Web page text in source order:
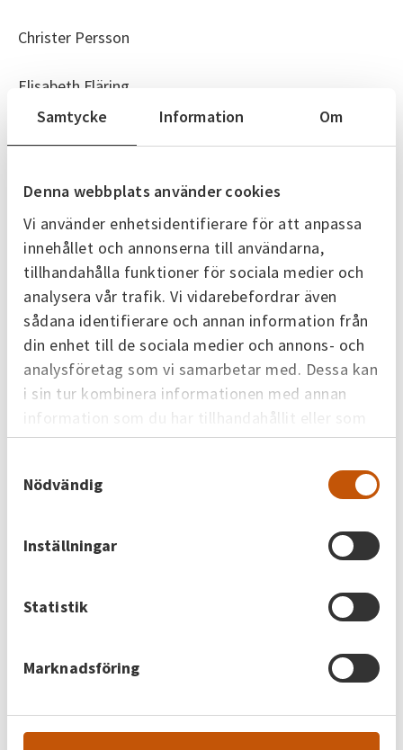
Samtycke Information Om
Denna webbplats använder cookies
Vi använder enhetsidentifierare för att anpassa
innehållet och annonserna till användarna,
tillhandahålla funktioner för sociala medier och
analysera vår trafik. Vi vidarebefordrar även
sådana identifierare och annan information från
din enhet till de sociala medier och annons- och
analysföretag som vi samarbetar med. Dessa kan
i sin tur kombinera informationen med annan
information som du har tillhandahållit eller som
de har samlat in när du har använt deras tjänster.
Nödvändig
Inställningar
Statistik
Marknadsföring
Christer Persson
Elisabeth Fläring
Martin Jakobsson
Kategorier
Kundservice Skövde Energi
Senaste nytt
Alla nyheter
Möt en av våra kunder. På Skövdebostäder jobbar
handlar inte om att hitta en universallösning som
av varje kilowattimme ur den energi man köper in
till den enskilda fastigheten. Från dåtidens
Skövdebostäder…